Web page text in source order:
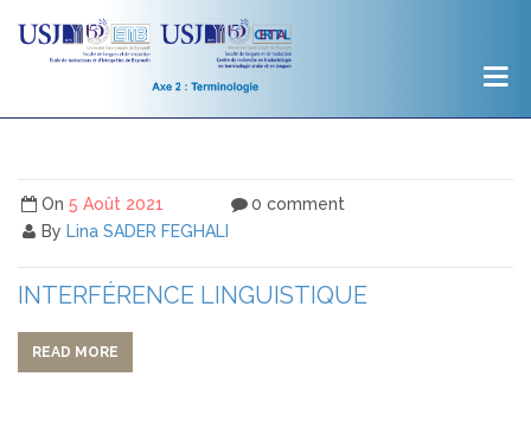
On 5 Août 2021
By Lina SADER FEGHALI
0 comment
INTERFÉRENCE LINGUISTIQUE
READ MORE